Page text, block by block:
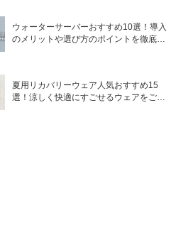
ウォーターサーバーおすすめ10選！導入
のメリットや選び方のポイントを徹底解
夏用リカバリーウェア人気おすすめ15
選！涼しく快適にすごせるウェアをご紹